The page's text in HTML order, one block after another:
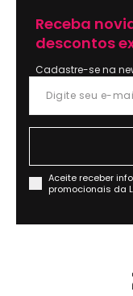
Receba
descontos
Cadastre-se na
Aceite receber
promocionais da